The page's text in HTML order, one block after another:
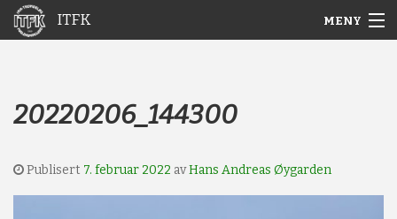
ITFK MENY
Nyheter
20220206_144300
Publisert 7. februar 2022 avHans Andreas Øygarden